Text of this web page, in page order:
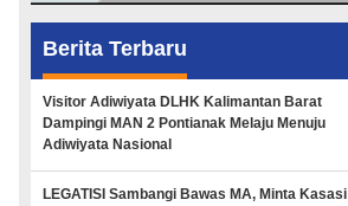
Berita Terbaru
Visitor Adiwiyata DLHK Kalimantan Barat
Dampingi MAN 2 Pontianak Melaju Menuju
Adiwiyata Nasional
LEGATISI Sambangi Bawas MA, Minta Kasasi